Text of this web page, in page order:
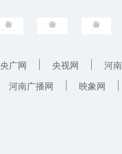
央广网 央视网
河
河南广播网 映象网